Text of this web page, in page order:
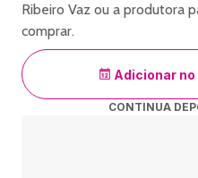
Ribeiro Vaz ou a produtora
comprar.
Adicionar no
CONTINUA